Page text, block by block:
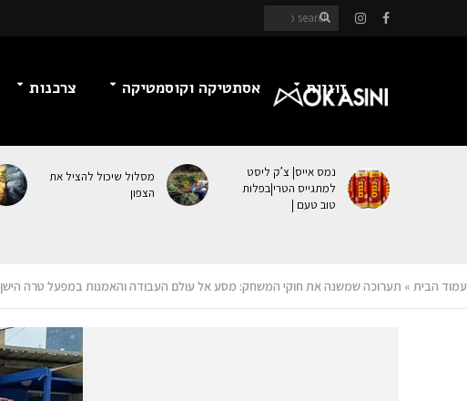
זוגיות אסתטיקה וקוסמטיקה צרכנות
נמס אייס| צ’ק ליסט
למתגייס הטרי|בפלות
טוב טעם |
מסלול שיכול להציל את
הצפון
עמוד הבית » תערוכה שמשנה את חוקי המשחק: מסע אל עולם העבודה והאמנות במפעל טרה הישן